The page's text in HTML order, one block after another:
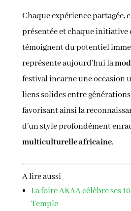
Chaque expérience partagée,
présentée et chaque
témoignent du potentiel
représente aujourd’hui la
festival incarne une occasion
liens solides entre
favorisant ainsi la
d’un style profondément
multiculturelle africaine.
A lire aussi
La foire AKAA célèbre ses
Temple